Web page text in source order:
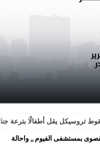
تروسيكل يقل أطفالًا بترعة
بمستشفى الفيوم ,, واحالة